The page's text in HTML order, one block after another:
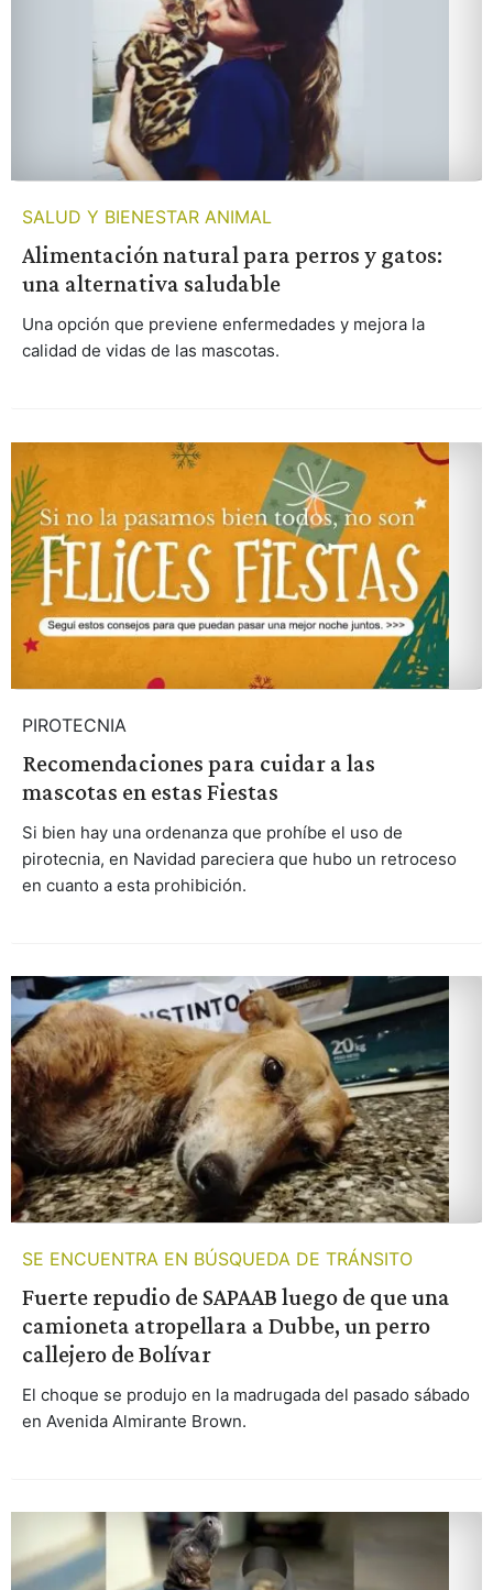
SALUD Y BIENESTAR ANIMAL
Alimentación natural para perros y gatos:
una alternativa saludable
Una opción que previene enfermedades y mejora la
calidad de vidas de las mascotas.
PIROTECNIA
Recomendaciones para cuidar a las
mascotas en estas Fiestas
Si bien hay una ordenanza que prohíbe el uso de
pirotecnia, en Navidad pareciera que hubo un retroceso
en cuanto a esta prohibición.
SE ENCUENTRA EN BÚSQUEDA DE TRÁNSITO
Fuerte repudio de SAPAAB luego de que una
camioneta atropellara a Dubbe, un perro
callejero de Bolívar
El choque se produjo en la madrugada del pasado sábado
en Avenida Almirante Brown.